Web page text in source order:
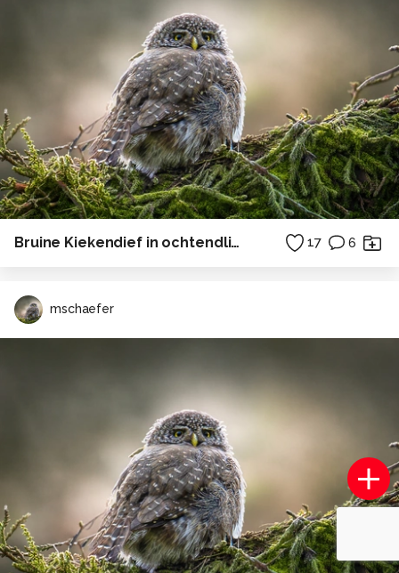
Bruine Kiekendief in ochtendlicht 17 6
mschaefer